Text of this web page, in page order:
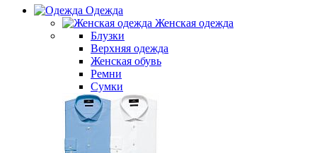
Одежда
Женская одежда
Блузки
Верхняя одежда
Женская обувь
Ремни
Сумки